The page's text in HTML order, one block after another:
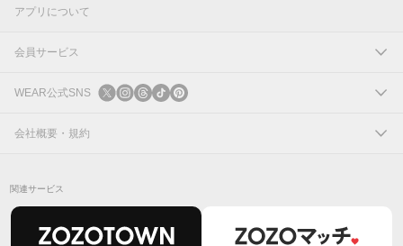
アプリについて
会員サービス
ログイン
新規会員登録
WEAR公式SNS
X
会社概要・規約
関連サービス